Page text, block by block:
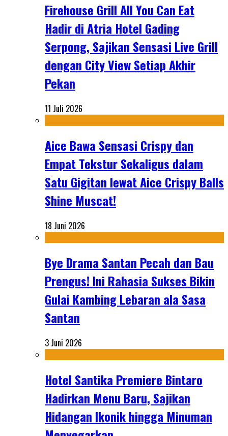
Firehouse Grill All You Can Eat
Hadir di Atria Hotel Gading
Serpong, Sajikan Sensasi Live Grill
dengan City View Setiap Akhir
Pekan
11 Juli 2026
Aice Bawa Sensasi Crispy dan
Empat Tekstur Sekaligus dalam
Satu Gigitan lewat Aice Crispy Balls
Shine Muscat!
18 Juni 2026
Bye Drama Santan Pecah dan Bau
Prengus! Ini Rahasia Sukses Bikin
Gulai Kambing Lebaran ala Sasa
Santan
3 Juni 2026
Hotel Santika Premiere Bintaro
Hadirkan Menu Baru, Sajikan
Hidangan Ikonik hingga Minuman